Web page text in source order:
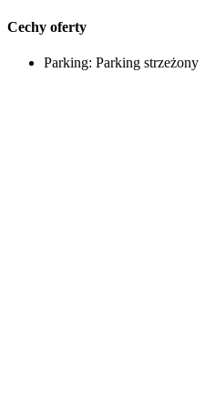
Cechy oferty
Parking: Parking strzeżony